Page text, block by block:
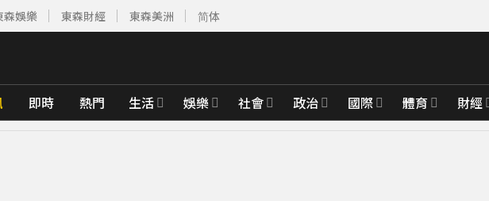
森娛樂 東森財經 東森美洲 简体
即時 熱門 生活 娛樂 社會 政治 國際 體育 財經